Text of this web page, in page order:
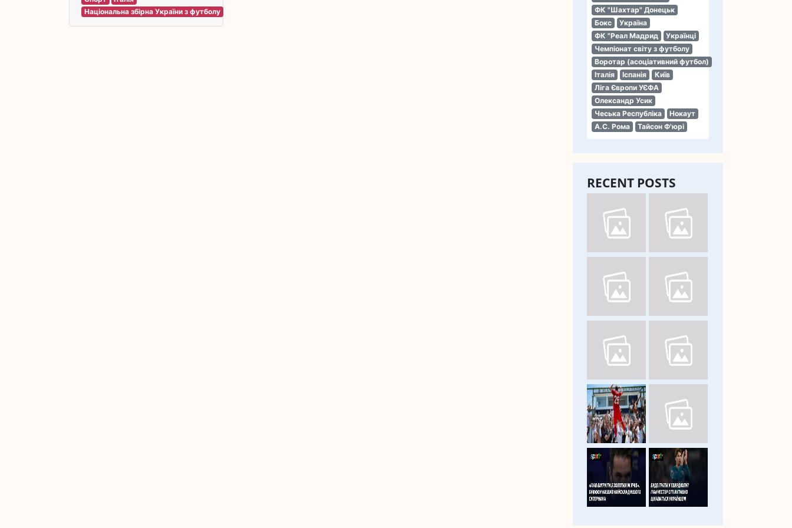
ФК "Шахтар" Донецьк
Бокс
Україна
ФК "Реал Мадрид
Українці
Чемпіонат світу з футболу
Воротар (асоціативний футбол)
Італія
Іспанія
Київ
Ліга Європи УЄФА
Олександр Усик
Чеська Республіка
Нокаут
А.С. Рома
Тайсон Ф'юрі
RECENT POSTS
Національна збірна України з футболу